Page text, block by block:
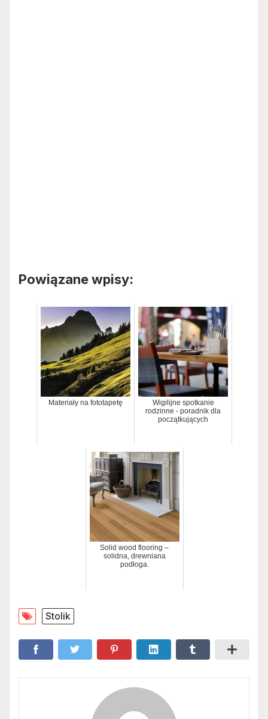
Powiązane wpisy:
Materiały na fototapetę
Wigilijne spotkanie
rodzinne - poradnik dla
początkujących
Solid wood flooring –
solidna, drewniana
podłoga.
Stolik